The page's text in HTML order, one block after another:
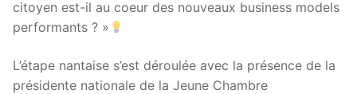
citoyen est-il au coeur des nouveaux business models
performants ? »
L’étape nantaise s’est déroulée avec la présence de la
présidente nationale de la Jeune Chambre